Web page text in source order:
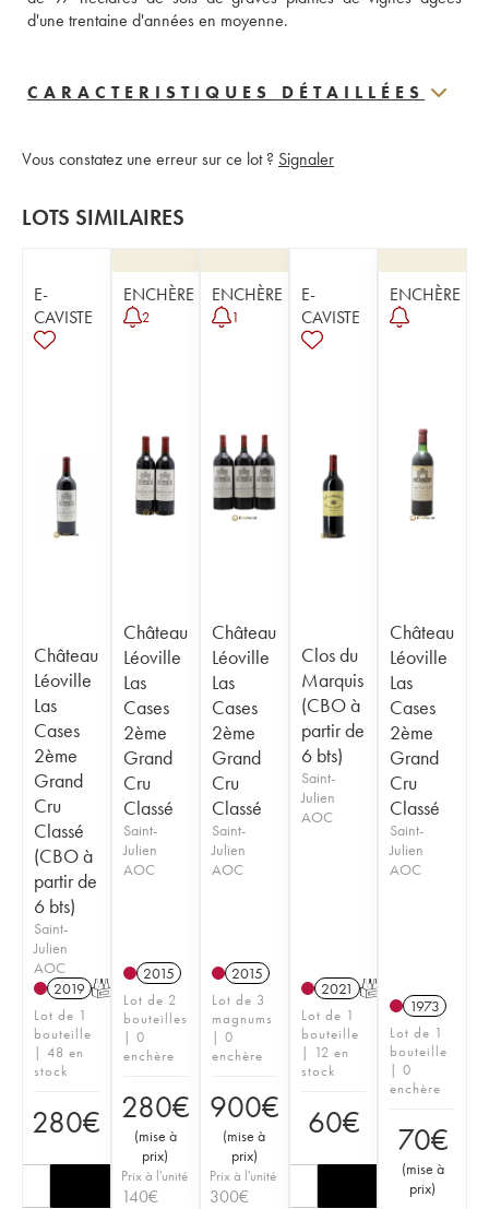
d'une trentaine d'années en moyenne.
CARACTERISTIQUES DÉTAILLÉES
Vous constatez une erreur sur ce lot ? Signaler
LOTS SIMILAIRES
E-
CAVISTE
Château
Léoville
Las
Cases
2ème
Grand
Cru
Classé
(CBO à
partir de
6 bts)
Saint-
Julien
AOC
2019 T
Lot de 1
bouteille
| 48 en
stock
280€
ENCHÈRE
2
Château
Léoville
Las
Cases
2ème
Grand
Cru
Classé
Saint-
Julien
AOC
2015
Lot de 2
bouteilles
| 0
enchère
280€
(mise à
prix)
Prix à l'unité
140€
ENCHÈRE
1
Château
Léoville
Las
Cases
2ème
Grand
Cru
Classé
Saint-
Julien
AOC
2015
Lot de 3
magnums
| 0
enchère
900€
(mise à
prix)
Prix à l'unité
300€
E-
CAVISTE
Clos du
Marquis
(CBO à
partir de
6 bts)
Saint-
Julien
AOC
2021 T
Lot de 1
bouteille
| 12 en
stock
60€
ENCHÈRE
Château
Léoville
Las
Cases
2ème
Grand
Cru
Classé
Saint-
Julien
AOC
1973
Lot de 1
bouteille
| 0
enchère
70€
(mise à
prix)